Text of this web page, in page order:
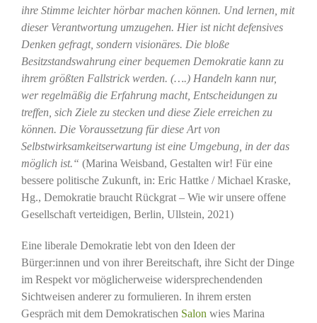
ihre Stimme leichter hörbar machen können. Und lernen, mit
dieser Verantwortung umzugehen. Hier ist nicht defensives
Denken gefragt, sondern visionäres. Die bloße
Besitzstandswahrung einer bequemen Demokratie kann zu
ihrem größten Fallstrick werden. (….) Handeln kann nur,
wer regelmäßig die Erfahrung macht, Entscheidungen zu
treffen, sich Ziele zu stecken und diese Ziele erreichen zu
können. Die Voraussetzung für diese Art von
Selbstwirksamkeitserwartung ist eine Umgebung, in der das
möglich ist.“ (Marina Weisband, Gestalten wir! Für eine
bessere politische Zukunft, in: Eric Hattke / Michael Kraske,
Hg., Demokratie braucht Rückgrat – Wie wir unsere offene
Gesellschaft verteidigen, Berlin, Ullstein, 2021)
Eine liberale Demokratie lebt von den Ideen der
Bürger:innen und von ihrer Bereitschaft, ihre Sicht der Dinge
im Respekt vor möglicherweise widersprechendenden
Sichtweisen anderer zu formulieren. In ihrem ersten
Gespräch mit dem Demokratischen Salon wies Marina